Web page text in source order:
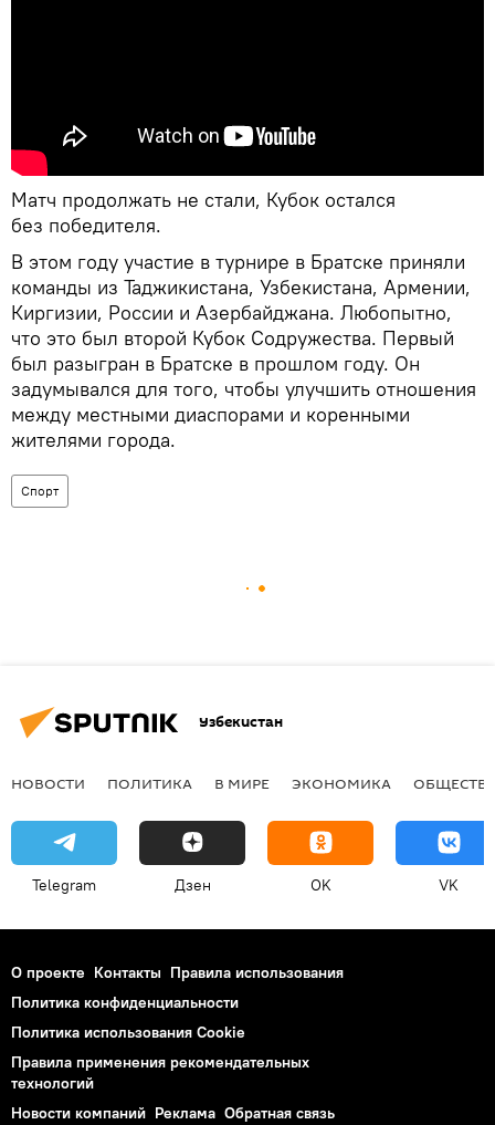
Матч продолжать не стали, Кубок остался
без победителя.
В этом году участие в турнире в Братске приняли
команды из Таджикистана, Узбекистана, Армении,
Киргизии, России и Азербайджана. Любопытно,
что это был второй Кубок Содружества. Первый
был разыгран в Братске в прошлом году. Он
задумывался для того, чтобы улучшить отношения
между местными диаспорами и коренными
жителями города.
Спорт
Узбекистан
НОВОСТИ ПОЛИТИКА В МИРЕ ЭКОНОМИКА
Telegram Дзен OK VK
О проекте Контакты Правила использования
Политика конфиденциальности
Политика использования Cookie
Правила применения рекомендательных
технологий
Новости компаний Реклама Обратная связь